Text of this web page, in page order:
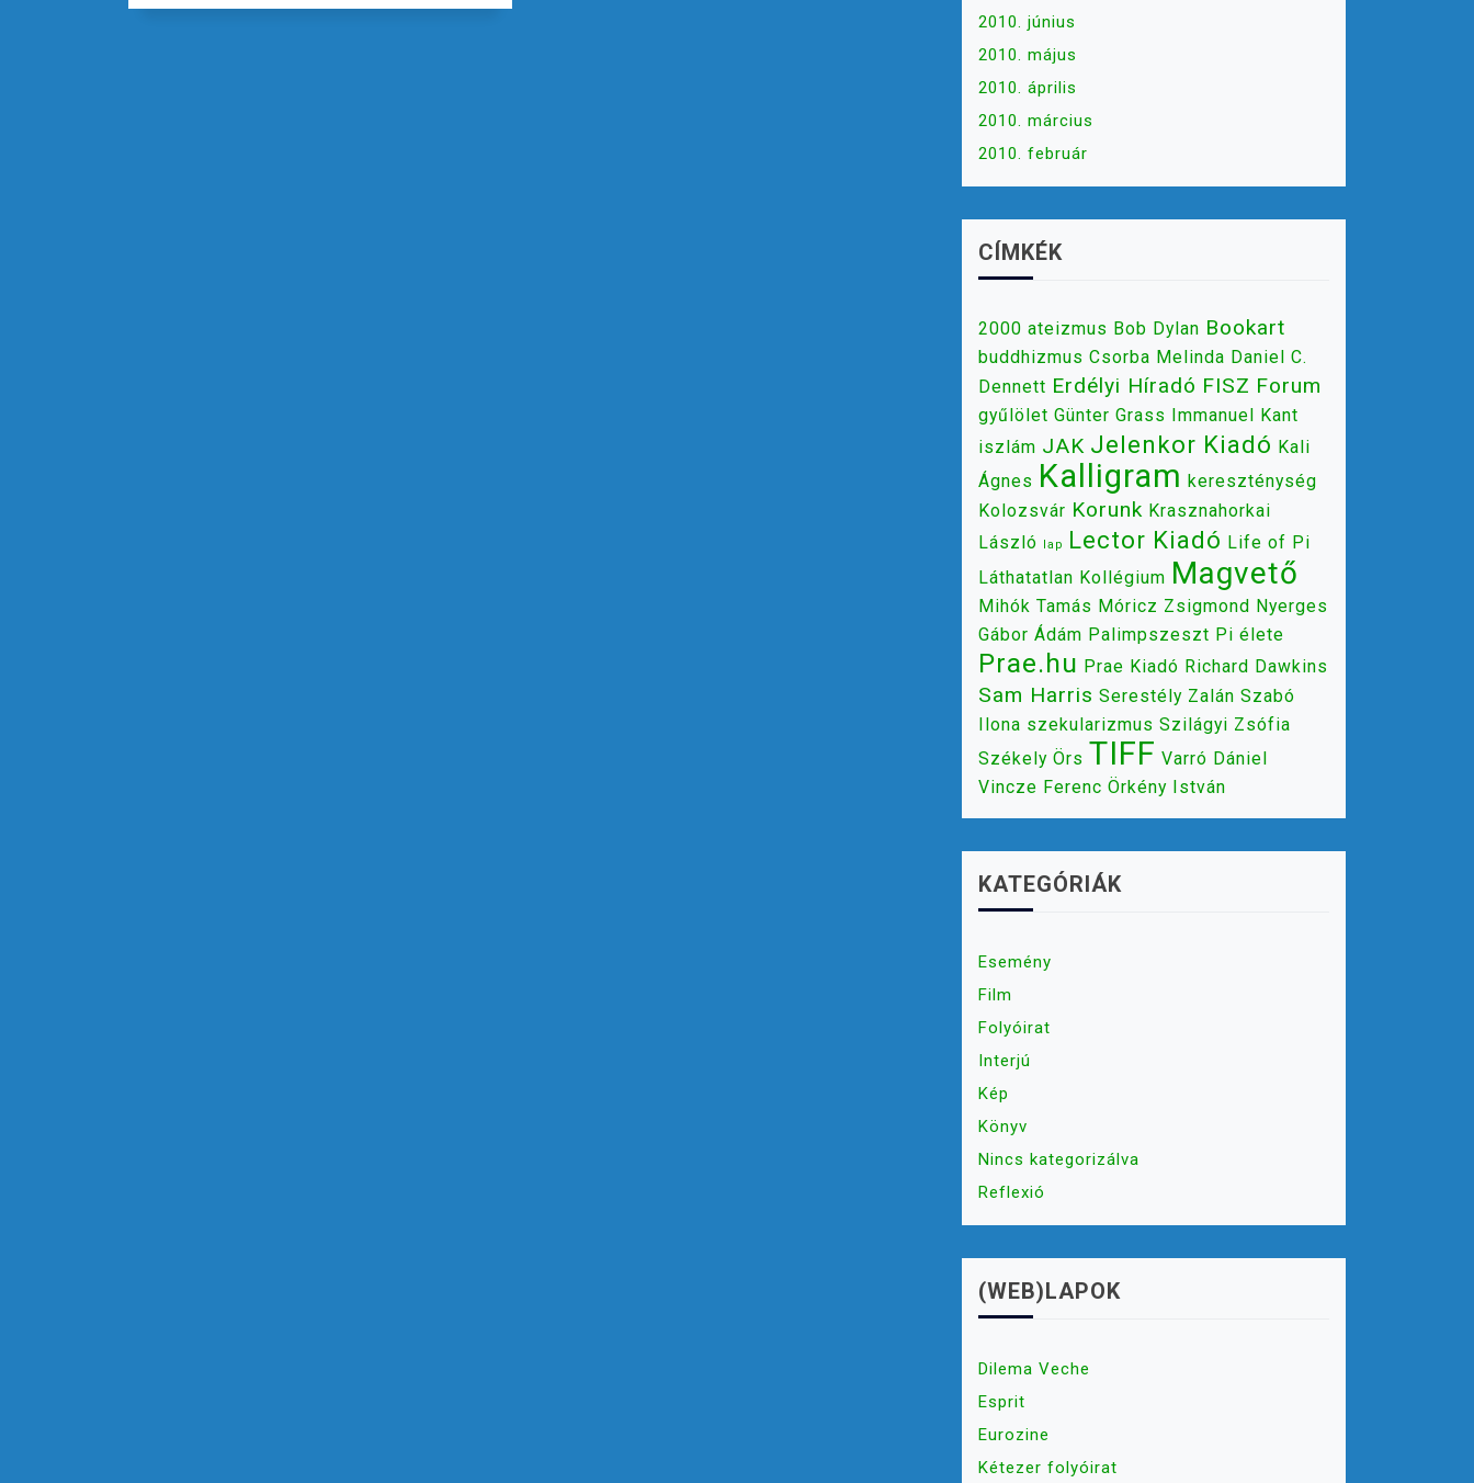
2010. június
2010. május
2010. április
2010. március
2010. február
CÍMKÉK
2000 ateizmus Bob Dylan Bookart
buddhizmus Csorba Melinda Daniel C.
Dennett Erdélyi Híradó FISZ Forum
gyűlölet Günter Grass Immanuel Kant
iszlám JAK Jelenkor Kiadó Kali
Ágnes Kalligram kereszténység
Kolozsvár Korunk Krasznahorkai
László lap Lector Kiadó Life of Pi
Láthatatlan Kollégium Magvető
Mihók Tamás Móricz Zsigmond Nyerges
Gábor Ádám Palimpszeszt Pi élete
Prae.hu Prae Kiadó Richard Dawkins
Sam Harris Serestély Zalán Szabó
Ilona szekularizmus Szilágyi Zsófia
Székely Örs TIFF Varró Dániel
Vincze Ferenc Örkény István
KATEGÓRIÁK
Esemény
Film
Folyóirat
Interjú
Kép
Könyv
Nincs kategorizálva
Reflexió
(WEB)LAPOK
Dilema Veche
Esprit
Eurozine
Kétezer folyóirat